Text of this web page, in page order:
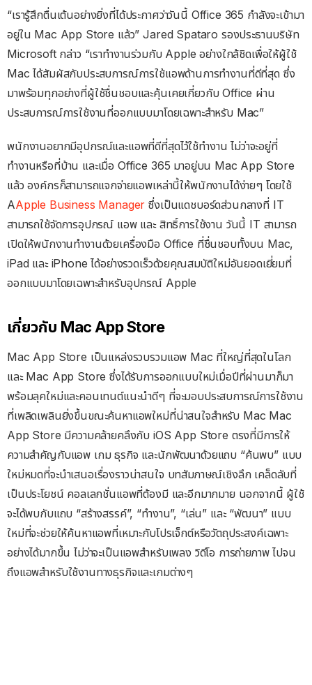
“เรารู้สึกตื่นเต้นอย่างยิ่งที่ได้ประกาศว่าวันนี้ Office 365 กำลังจะเข้ามา
อยู่ใน Mac App Store แล้ว” Jared Spataro รองประธานบริษัท
Microsoft กล่าว “เราทำงานร่วมกับ Apple อย่างใกล้ชิดเพื่อให้ผู้ใช้
Mac ได้สัมผัสกับประสบการณ์การใช้แอพด้านการทำงานที่ดีที่สุด ซึ่ง
มาพร้อมทุกอย่างที่ผู้ใช้ชื่นชอบและคุ้นเคยเกี่ยวกับ Office ผ่าน
ประสบการณ์การใช้งานที่ออกแบบมาโดยเฉพาะสำหรับ Mac”
พนักงานอยากมีอุปกรณ์และแอพที่ดีที่สุดไว้ใช้ทำงาน ไม่ว่าจะอยู่ที่
ทำงานหรือที่บ้าน และเมื่อ Office 365 มาอยู่บน Mac App Store
แล้ว องค์กรก็สามารถแจกจ่ายแอพเหล่านี้ให้พนักงานได้ง่ายๆ โดยใช้
AApple Business Manager ซึ่งเป็นแดชบอร์ดส่วนกลางที่ IT
สามารถใช้จัดการอุปกรณ์ แอพ และ สิทธิ์การใช้งาน วันนี้ IT สามารถ
เปิดให้พนักงานทำงานด้วยเครื่องมือ Office ที่ชื่นชอบทั้งบน Mac,
iPad และ iPhone ได้อย่างรวดเร็วด้วยคุณสมบัติใหม่อันยอดเยี่ยมที่
ออกแบบมาโดยเฉพาะสำหรับอุปกรณ์ Apple
เกี่ยวกับ Mac App Store
Mac App Store เป็นแหล่งรวบรวมแอพ Mac ที่ใหญ่ที่สุดในโลก
และ Mac App Store ซึ่งได้รับการออกแบบใหม่เมื่อปีที่ผ่านมาก็มา
พร้อมลุคใหม่และคอนเทนต์แนะนำดีๆ ที่จะมอบประสบการณ์การใช้งาน
ที่เพลิดเพลินยิ่งขึ้นขณะค้นหาแอพใหม่ที่น่าสนใจสำหรับ Mac Mac
App Store มีความคล้ายคลึงกับ iOS App Store ตรงที่มีการให้
ความสำคัญกับแอพ เกม ธุรกิจ และนักพัฒนาด้วยแถบ “ค้นพบ” แบบ
ใหม่หมดที่จะนำเสนอเรื่องราวน่าสนใจ บทสัมภาษณ์เชิงลึก เคล็ดลับที่
เป็นประโยชน์ คอลเลกชั่นแอพที่ต้องมี และอีกมากมาย นอกจากนี้ ผู้ใช้
จะได้พบกับแถบ “สร้างสรรค์”, “ทำงาน”, “เล่น” และ “พัฒนา” แบบ
ใหม่ที่จะช่วยให้ค้นหาแอพที่เหมาะกับโปรเจ็กต์หรือวัตถุประสงค์เฉพาะ
อย่างได้มากขึ้น ไม่ว่าจะเป็นแอพสำหรับเพลง วิดีโอ การถ่ายภาพ ไปจน
ถึงแอพสำหรับใช้งานทางธุรกิจและเกมต่างๆ